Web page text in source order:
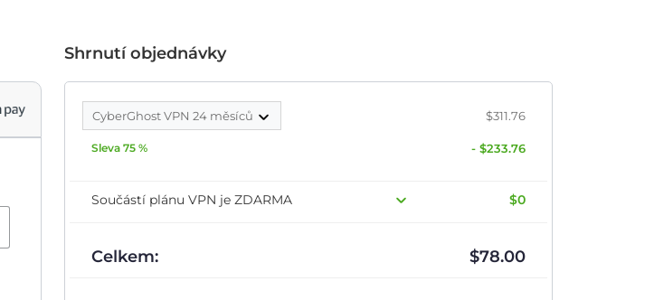
Shrnutí objednávky
CyberGhost VPN 24 měsíců $311.76
Sleva 75 % - $233.76
Součástí plánu VPN je ZDARMA $0
Celkem: $78.00